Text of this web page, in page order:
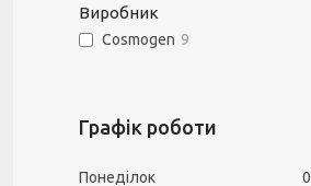
Виробник
Сosmogen 9
Графік роботи
Понеділок